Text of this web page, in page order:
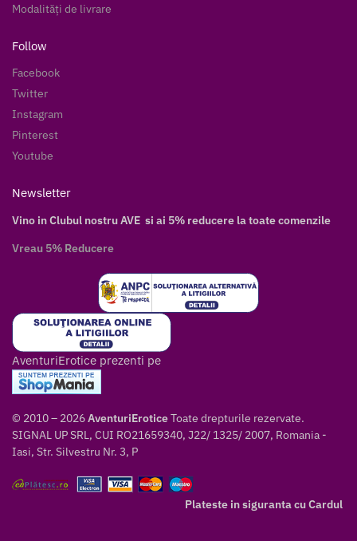
Modalități de livrare
Follow
Facebook
Twitter
Instagram
Pinterest
Youtube
Newsletter
Vino in Clubul nostru AVE si ai 5% reducere la toate comenzile
Vreau 5% Reducere
AventuriErotice prezenti pe
© 2010 – 2026AventuriEroticeToate drepturile rezervate.
SIGNAL UP SRL, CUI RO21659340, J22/ 1325/ 2007, Romania -
Iasi, Str. Silvestru Nr. 3, P
Plateste in siguranta cu Cardul